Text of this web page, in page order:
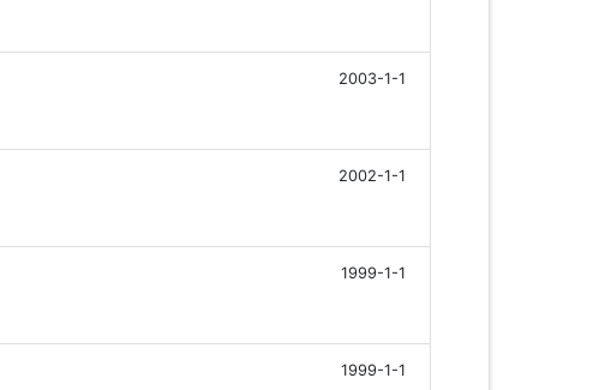
2003-1-1
2002-1-1
1999-1-1
1999-1-1